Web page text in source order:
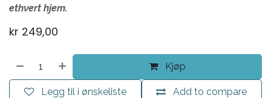
ethvert hjem.
kr 249,00
Kjøp
Add to compare
Legg til i ønskeliste